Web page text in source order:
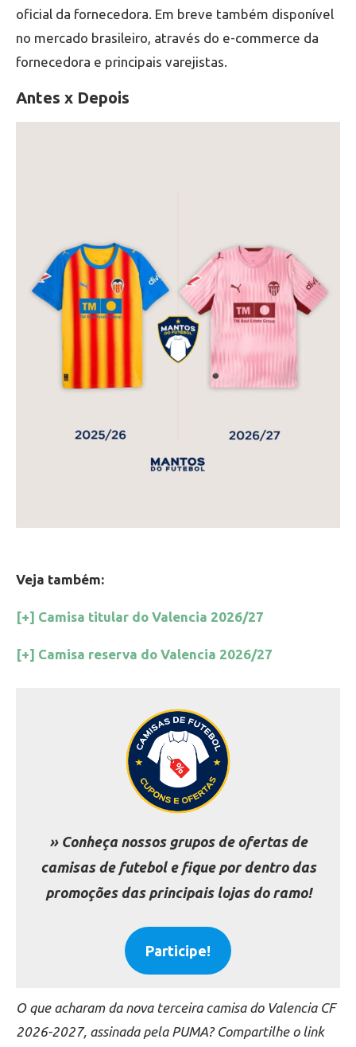
oficial da fornecedora. Em breve também disponível
no mercado brasileiro, através do e-commerce da
fornecedora e principais varejistas.
Antes x Depois
Veja também:
[+] Camisa titular do Valencia 2026/27
[+] Camisa reserva do Valencia 2026/27
» Conheça nossos grupos de ofertas de
camisas de futebol e fique por dentro das
promoções das principais lojas do ramo!
Participe!
O que acharam da nova terceira camisa do Valencia CF
2026-2027, assinada pela PUMA? Compartilhe o link